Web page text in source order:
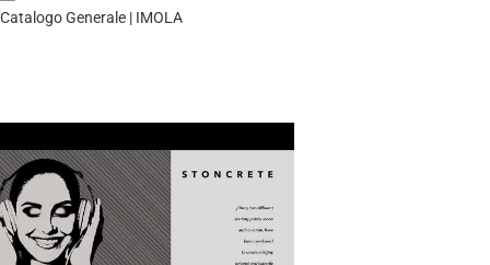
Catalogo Generale | IMOLA